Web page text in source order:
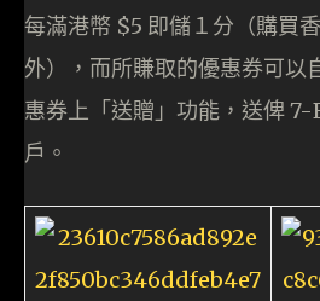
每滿港幣 $5 即儲１分（購買
外），而所賺取的優惠券可以
惠券上「送贈」功能，送俾
戶。